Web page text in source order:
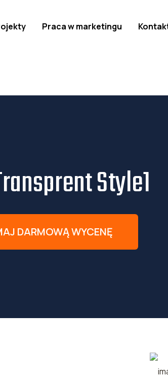
Praca w marketingu
Style1
DARMOWĄ WYCENĘ